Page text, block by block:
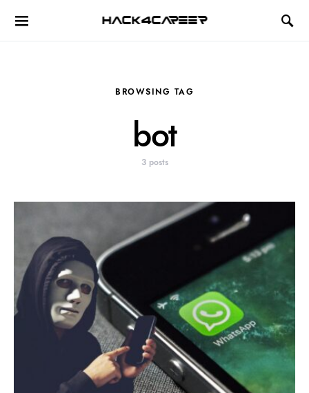
Hack4Career
BROWSING TAG
bot
3 posts